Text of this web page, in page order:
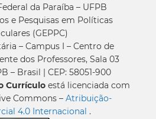
da Paraíba – UFPB
e Pesquisas em Políticas
(GEPPC)
– Campus I – Centro de
dos Professores, Sala 03
– Brasil | CEP: 58051-900
Currículo está licenciada com
Commons – Atribuição-
4.0 Internacional .